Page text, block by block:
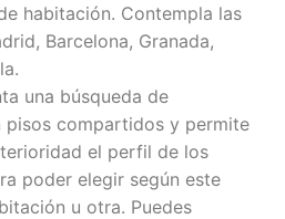
habitación. Contempla las
Barcelona, Granada,
una búsqueda de
pisos compartidos y permite
el perfil de los
poder elegir según este
u otra. Puedes